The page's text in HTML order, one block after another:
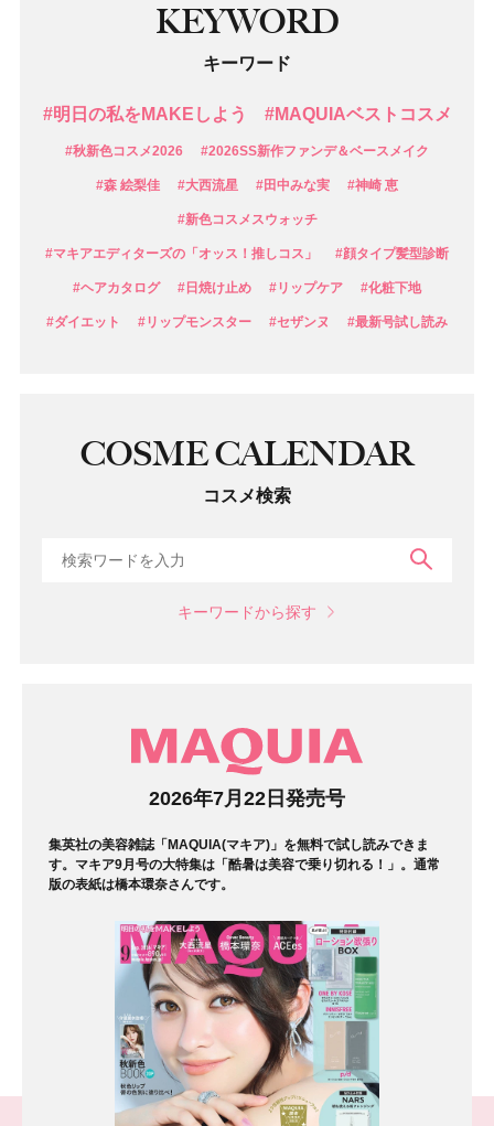
KEYWORD
キーワード
#明日の私をMAKEしよう #MAQUIAベストコスメ
#秋新色コスメ2026 #2026SS新作ファンデ＆ベースメイク
#森 絵梨佳 #大西流星 #田中みな実 #神崎 恵
#新色コスメスウォッチ
#マキアエディターズの「オッス！推しコス」 #顔タイプ髪型診断
#ヘアカタログ #日焼け止め #リップケア #化粧下地
#ダイエット #リップモンスター #セザンヌ #最新号試し読み
COSME CALENDAR
コスメ検索
キーワードから探す
2026年7月22日発売号
集英社の美容雑誌「MAQUIA(マキア)」を無料で試し読みできま
す。マキア9月号の大特集は「酷暑は美容で乗り切れる！」。通常
版の表紙は橋本環奈さんです。